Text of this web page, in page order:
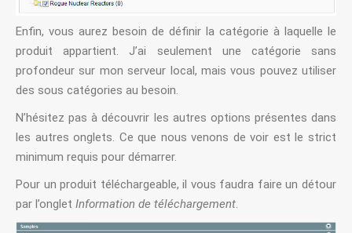
Enfin, vous aurez besoin de définir la catégorie à laquelle le
produit appartient. J’ai seulement une catégorie sans
profondeur sur mon serveur local, mais vous pouvez utiliser
des sous catégories au besoin.
N’hésitez pas à découvrir les autres options présentes dans
les autres onglets. Ce que nous venons de voir est le strict
minimum requis pour démarrer.
Pour un produit téléchargeable, il vous faudra faire un détour
par l’onglet Information de téléchargement.